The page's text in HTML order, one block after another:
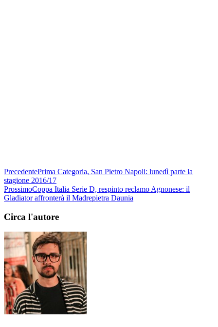
PrecedentePrima Categoria, San Pietro Napoli: lunedì parte la
stagione 2016/17
ProssimoCoppa Italia Serie D, respinto reclamo Agnonese: il
Gladiator affronterà il Madrepietra Daunia
Circa l'autore